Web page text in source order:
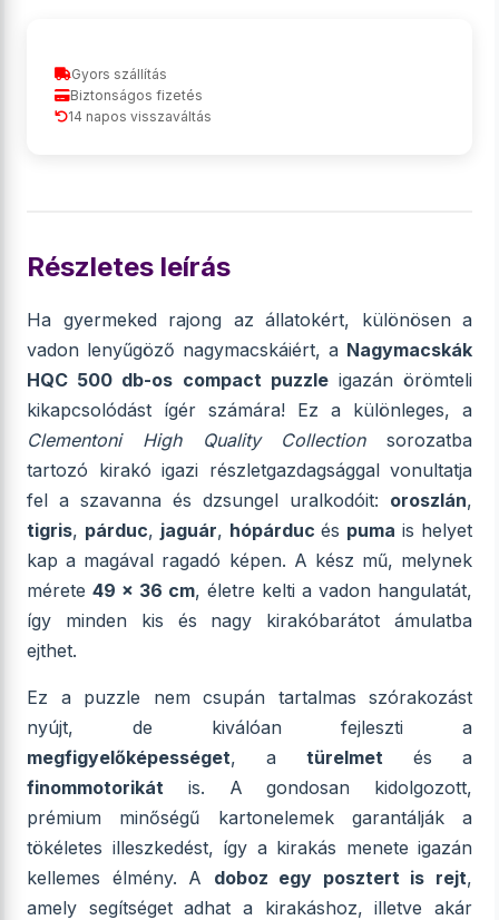
Gyors szállítás
Biztonságos fizetés
14 napos visszaváltás
Részletes leírás
Ha gyermeked rajong az állatokért, különösen a
vadon lenyűgöző nagymacskáiért, a Nagymacskák
HQC 500 db-os compact puzzleigazán örömteli
kikapcsolódást ígér számára! Ez a különleges, a
Clementoni High Quality Collectionsorozatba
tartozó kirakó igazi részletgazdagsággal vonultatja
fel a szavanna és dzsungel uralkodóit: oroszlán,
tigris, párduc, jaguár, hópárduc és puma is helyet
kap a magával ragadó képen. A kész mű, melynek
mérete 49 x 36 cm, életre kelti a vadon hangulatát,
így minden kis és nagy kirakóbarátot ámulatba
ejthet.
Ez a puzzle nem csupán tartalmas szórakozást
nyújt, de kiválóan fejleszti a
megfigyelőképességet, a türelmet és a
finommotorikát is. A gondosan kidolgozott,
prémium minőségű kartonelemek garantálják a
tökéletes illeszkedést, így a kirakás menete igazán
kellemes élmény. A doboz egy posztert is rejt,
amely segítséget adhat a kirakáshoz, illetve akár